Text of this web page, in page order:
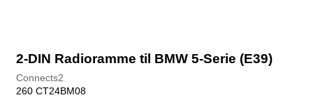
2-DIN Radioramme til BMW 5-Serie (E39)
Connects2
260 CT24BM08